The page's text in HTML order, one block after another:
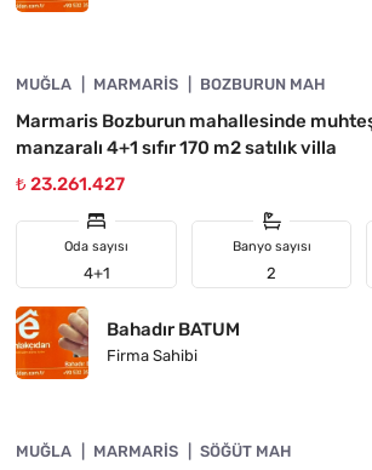
ACIL
MUĞLA MARMARIS BOZBURUN MAH
Marmaris Bozburun mahallesinde
manzaralı 4+1 sıfır 170 m2 satılık villa
₺ 23.261.427
Oda sayısı
4+1
Banyo sayısı
2
Bahadır BATUM
Firma Sahibi
FIYATI DÜŞTÜ
MUĞLA MARMARIS SÖĞÜT MAH